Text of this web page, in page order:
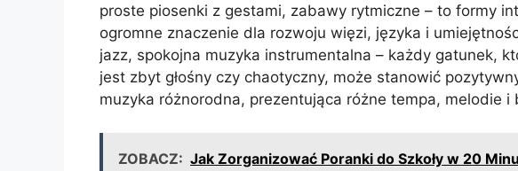
proste piosenki z gestami, zabawy rytmiczne – to formy
ogromne znaczenie dla rozwoju więzi, języka i
jazz, spokojna muzyka instrumentalna – każdy gatunek,
jest zbyt głośny czy chaotyczny, może stanowić
muzyka różnorodna, prezentująca różne tempa, melodie i
ZOBACZ: Jak Zorganizować Poranki do Szkoły w 20